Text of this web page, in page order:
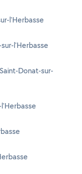
l'Herbasse
l'Herbasse
Donat-sur-